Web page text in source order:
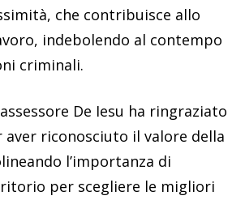
che contribuisce allo
indebolendo al contempo
criminali.
De Iesu ha ringraziato
aver riconosciuto il valore della
l’importanza di
per scegliere le migliori